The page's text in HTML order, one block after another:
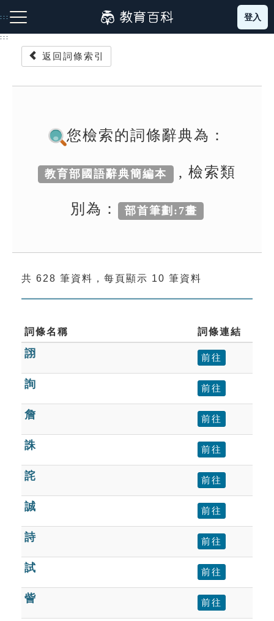
到
主
:::
成語故事
索引選單
單字索引
生命大百科索引
遊戲專區
教學應用
貓頭鷹博士
登入
:::
返回詞條索引
您檢索的詞條辭典為：
教育部國語辭典簡編本 , 檢索類
別為： 部首筆劃:7畫
共 628 筆資料，每頁顯示 10 筆資料
詞條名稱 詞條連結
詡 前往
詢 前往
詹 前往
誅 前往
詫 前往
誠 前往
詩 前往
試 前往
訾 前往